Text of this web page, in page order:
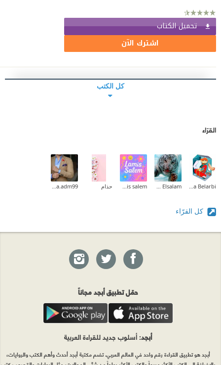
تحميل الكتاب
اشترك الآن
كل الكتب
القرّاء
حذام
كل القرّاء
حمّل تطبيق أبجد مجاناً
أبجد: أسلوب جديد للقراءة العربية
أبجد هو تطبيق القراءة رقم واحد في العالم العربي. تضم مكتبة أبجد أحدث وأهم الكتب والروايات،